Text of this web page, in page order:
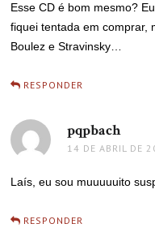
Esse CD é bom mesmo?
fiquei tentada em comprar,
Boulez e Stravinsky…
RESPONDER
pqpbachdisse:
14 DE ABRIL DE
Laís, eu sou muuuuuito
RESPONDER